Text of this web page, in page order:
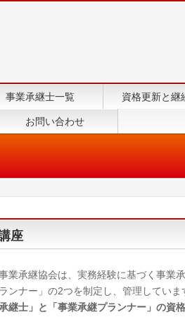
事業承継士一覧 資格更新と継
お問い合わせ
座
業承継協会は、実務経験に基づく事業
ンナー」の2つを制定し、管理していま
承継士」と「事業承継プランナー」の